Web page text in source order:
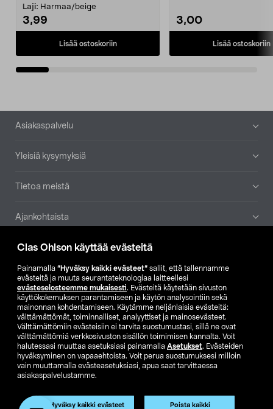
Clas Ohlson käyttää evästeitä
Painamalla ”Hyväksy kaikki evästeet” sallit, että tallennamme
evästeitä ja muuta seurantateknologiaa laitteellesi
evästeselosteemme mukaisesti. Evästeitä käytetään sivuston
käyttökokemuksen parantamiseen ja käytön analysointiin sekä
mainonnan kohdentamiseen. Käytämme neljänlaisia evästeitä:
välttämättömät, toiminnalliset, analyyttiset ja mainosevästeet.
Välttämättömiin evästeisiin ei tarvita suostumustasi, sillä ne ovat
välttämättömiä verkkosivuston sisällön toimimisen kannalta. Voit
halutessasi muuttaa asetuksiasi painamalla Asetukset. Evästeiden
hyväksyminen on vapaaehtoista. Voit perua suostumuksesi milloin
vain muuttamalla evästeasetuksiasi, apua saat tarvittaessa
asiakaspalvelustamme.
Hyväksy kaikki evästeet Poista kaikki
Laji: Harmaa/beige
3,99
Lisää ostoskoriin
3,00
Lisää ostoskoriin
Alatunniste
Asiakaspalvelu
Yleisiä kysymyksiä
Tietoa meistä
Ajankohtaista
Muut yrityksemme
Etsi myymälä
SE NO FI
FI SV
Club Clas Ostoehdot Tietosuojaseloste